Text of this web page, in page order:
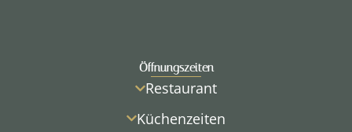
Öffnungszeiten
Restaurant
Küchenzeiten